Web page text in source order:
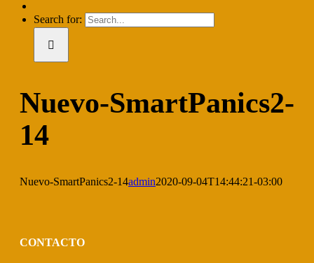
Search for:
Nuevo-SmartPanics2-
14
Nuevo-SmartPanics2-14admin2020-09-04T14:44:21-03:00
CONTACTO